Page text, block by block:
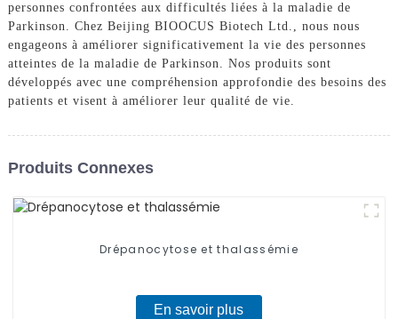
personnes confrontées aux difficultés liées à la maladie de
Parkinson. Chez Beijing BIOOCUS Biotech Ltd., nous nous
engageons à améliorer significativement la vie des personnes
atteintes de la maladie de Parkinson. Nos produits sont
développés avec une compréhension approfondie des besoins des
patients et visent à améliorer leur qualité de vie.
Produits Connexes
Drépanocytose et thalassémie
En savoir plus